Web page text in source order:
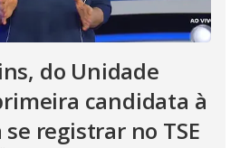
do Unidade
candidata à
registrar no TSE